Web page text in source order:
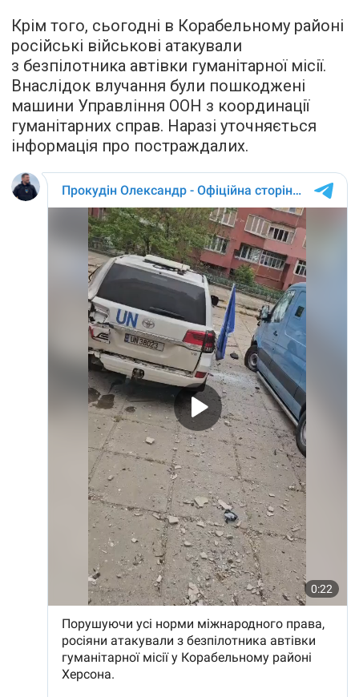
Крім того, сьогодні в Корабельному районі
російські військові атакували
з безпілотника автівки гуманітарної місії.
Внаслідок влучання були пошкоджені
машини Управління ООН з координації
гуманітарних справ. Наразі уточняється
інформація про постраждалих.